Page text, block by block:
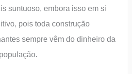
suntuoso, embora isso em si
pois toda construção
sempre vêm do dinheiro da